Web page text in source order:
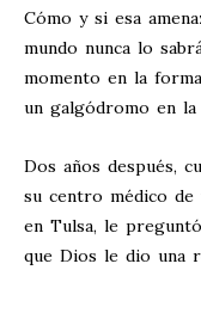
Cómo y si esa
mundo nunca lo
momento en la
un galgódromo en la
Dos años después,
su centro médico de
en Tulsa, le
que Dios le dio una